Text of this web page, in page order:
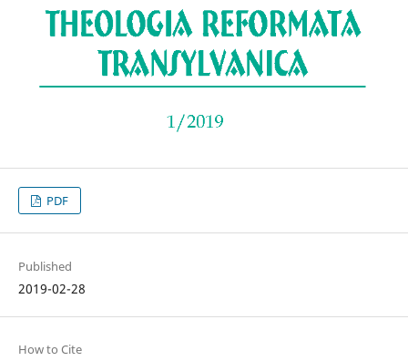
PDF
Published
2019-02-28
How to Cite